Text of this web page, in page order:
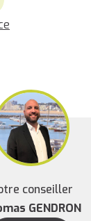
conseiller
GENDRON